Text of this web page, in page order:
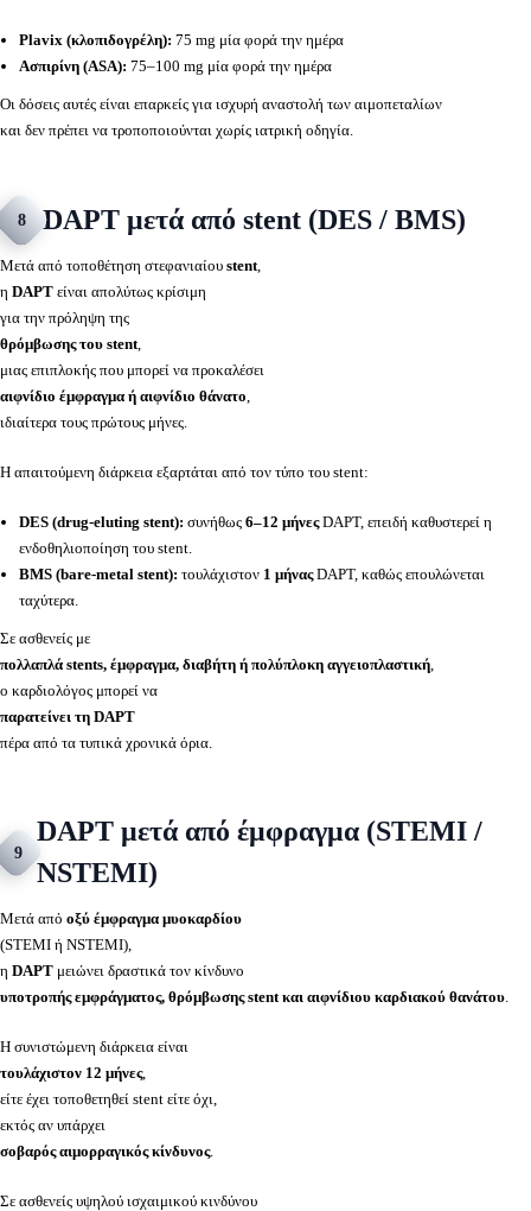
Plavix (κλοπιδογρέλη): 75 mg μία φορά την ημέρα
Ασπιρίνη (ASA): 75–100 mg μία φορά την ημέρα
Οι δόσεις αυτές είναι επαρκείς για ισχυρή αναστολή των αιμοπεταλίων
και δεν πρέπει να τροποποιούνται χωρίς ιατρική οδηγία.
8 DAPT μετά από stent (DES / BMS)
Μετά από τοποθέτηση στεφανιαίου stent,
η DAPT είναι απολύτως κρίσιμη
για την πρόληψη της
θρόμβωσης του stent,
μιας επιπλοκής που μπορεί να προκαλέσει
αιφνίδιο έμφραγμα ή αιφνίδιο θάνατο,
ιδιαίτερα τους πρώτους μήνες.
Η απαιτούμενη διάρκεια εξαρτάται από τον τύπο του stent:
DES (drug-eluting stent): συνήθως 6–12 μήνεςDAPT, επειδή καθυστερεί η
ενδοθηλιοποίηση του stent.
BMS (bare-metal stent): τουλάχιστον 1 μήναςDAPT, καθώς επουλώνεται
ταχύτερα.
Σε ασθενείς με
πολλαπλά stents, έμφραγμα, διαβήτη ή πολύπλοκη αγγειοπλαστική,
ο καρδιολόγος μπορεί να
παρατείνει τη DAPT
πέρα από τα τυπικά χρονικά όρια.
9
DAPT μετά από έμφραγμα (STEMI /
NSTEMI)
Μετά από οξύ έμφραγμα μυοκαρδίου
(STEMI ή NSTEMI),
η DAPT μειώνει δραστικά τον κίνδυνο
υποτροπής εμφράγματος, θρόμβωσης stent και αιφνίδιου καρδιακού θανάτου.
Η συνιστώμενη διάρκεια είναι
τουλάχιστον 12 μήνες,
είτε έχει τοποθετηθεί stent είτε όχι,
εκτός αν υπάρχει
σοβαρός αιμορραγικός κίνδυνος.
Σε ασθενείς υψηλού ισχαιμικού κινδύνου